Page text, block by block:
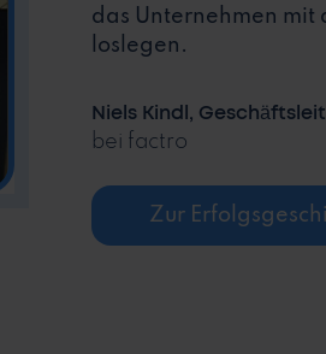
das Unternehmen mit
loslegen.
Niels Kindl,
bei factro
Zur